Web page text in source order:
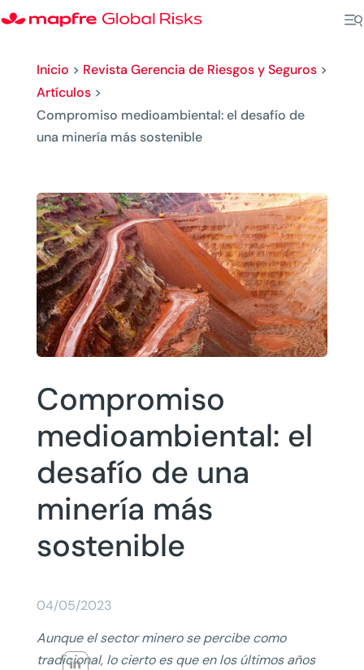
Inicio > Revista Gerencia de Riesgos y Seguros>
Artículos>
Compromiso medioambiental: el desafío de
una minería más sostenible
Compromiso
medioambiental: el
desafío de una
minería más
sostenible
04/05/2023
Aunque el sector minero se percibe como
tradicional, lo cierto es que en los últimos años